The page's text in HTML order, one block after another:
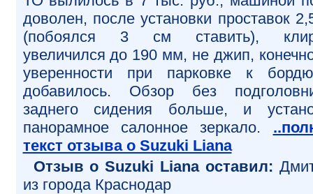
доволен, после установки проставок
(побоялся 3 см ставить),
увеличился до 190 мм, не джип,
уверенности при парковке к
добавилось. Обзор без
заднего сидения больше, и
панорамное салонное зеркало.
текст отзыва о Suzuki Liana
Отзыв o Suzuki Liana оставил:
из города Краснодар